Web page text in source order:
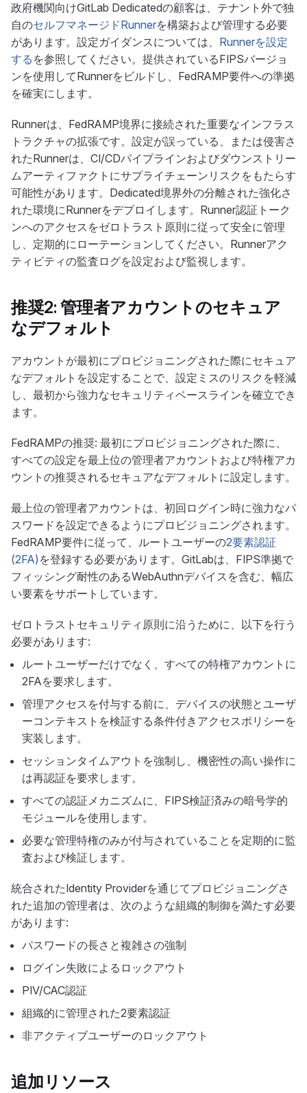
政府機関向けGitLab Dedicatedの顧客は、テナント外で独
自のセルフマネージドRunnerを構築および管理する必要
があります。設定ガイダンスについては、 Runnerを設定
する を参照してください。提供されているFIPSバージョ
ンを使用してRunnerをビルドし、FedRAMP要件への準拠
を確実にします。
Runnerは、FedRAMP境界に接続された重要なインフラス
トラクチャの拡張です。設定が誤っている、または侵害さ
れたRunnerは、CI/CDパイプラインおよびダウンストリー
ムアーティファクトにサプライチェーンリスクをもたらす
可能性があります。Dedicated境界外の分離された強化さ
れた環境にRunnerをデプロイします。Runner認証トーク
ンへのアクセスをゼロトラスト原則に従って安全に管理
し、定期的にローテーションしてください。Runnerアク
ティビティの監査ログを設定および監視します。
推奨2: 管理者アカウントのセキュア
なデフォルト
アカウントが最初にプロビジョニングされた際にセキュア
なデフォルトを設定することで、設定ミスのリスクを軽減
し、最初から強力なセキュリティベースラインを確立でき
ます。
FedRAMPの推奨: 最初にプロビジョニングされた際に、
すべての設定を最上位の管理者アカウントおよび特権アカ
ウントの推奨されるセキュアなデフォルトに設定します。
最上位の管理者アカウントは、初回ログイン時に強力なパ
スワードを設定できるようにプロビジョニングされます。
FedRAMP要件に従って、ルートユーザーの2要素認証
(2FA) を登録する必要があります。GitLabは、FIPS準拠で
フィッシング耐性のあるWebAuthnデバイスを含む、幅広
い要素をサポートしています。
ゼロトラストセキュリティ原則に沿うために、以下を行う
必要があります:
ルートユーザーだけでなく、すべての特権アカウントに
2FAを要求します。
管理アクセスを付与する前に、デバイスの状態とユーザ
ーコンテキストを検証する条件付きアクセスポリシーを
実装します。
セッションタイムアウトを強制し、機密性の高い操作に
は再認証を要求します。
すべての認証メカニズムに、FIPS検証済みの暗号学的
モジュールを使用します。
必要な管理特権のみが付与されていることを定期的に監
査および検証します。
統合されたIdentity Providerを通じてプロビジョニングさ
れた追加の管理者は、次のような組織的制御を満たす必要
があります:
パスワードの長さと複雑さの強制
ログイン失敗によるロックアウト
PIV/CAC認証
組織的に管理された2要素認証
非アクティブユーザーのロックアウト
追加リソース